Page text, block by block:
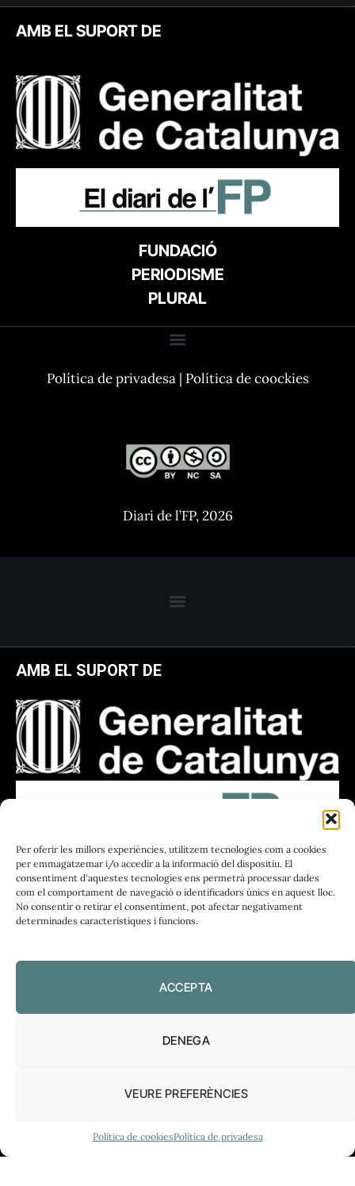
Per oferir les millors experiències, utilitzem tecnologies com a cookies
per emmagatzemar i/o accedir a la informació del dispositiu. El
consentiment d'aquestes tecnologies ens permetrà processar dades
com el comportament de navegació o identificadors únics en aquest lloc.
No consentir o retirar el consentiment, pot afectar negativament
determinades característiques i funcions.
ACCEPTA
DENEGA
VEURE PREFERÈNCIES
Política de cookiesPolítica de privadesa
AMB EL SUPORT DE
FUNDACIÓ
PERIODISME
PLURAL
Política de privadesa| Política de coockies
Diari de l’FP, 2026
AMB EL SUPORT DE
FUNDACIÓ
PERIODISME
PLIRAL